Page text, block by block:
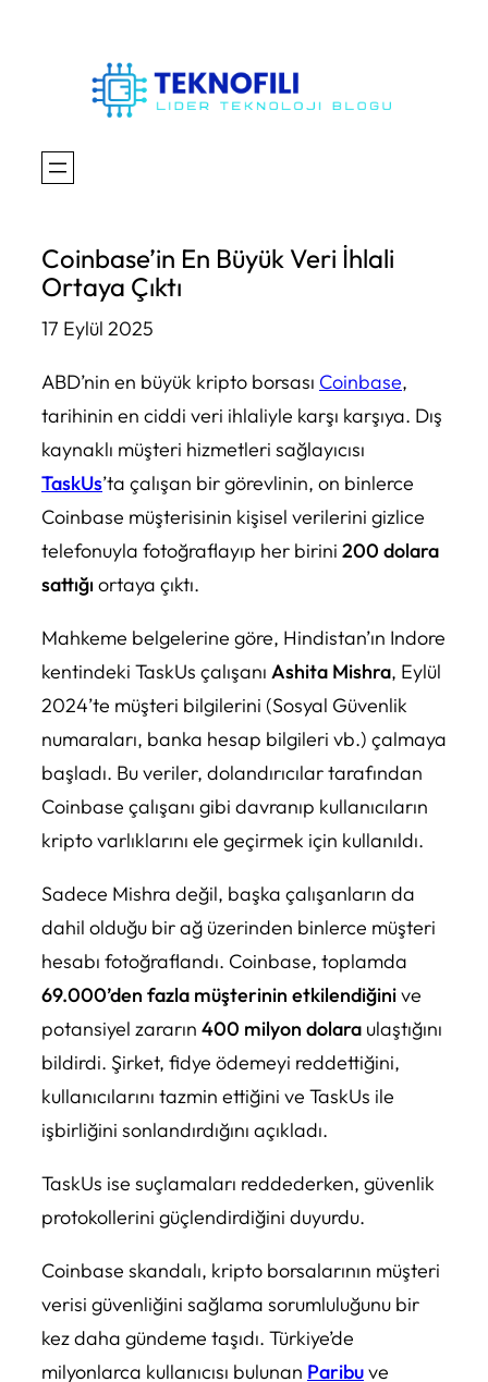
Coinbase’in En Büyük Veri İhlali
Ortaya Çıktı
17 Eylül 2025
ABD’nin en büyük kripto borsası Coinbase,
tarihinin en ciddi veri ihlaliyle karşı karşıya. Dış
kaynaklı müşteri hizmetleri sağlayıcısı
TaskUs’ta çalışan bir görevlinin, on binlerce
Coinbase müşterisinin kişisel verilerini gizlice
telefonuyla fotoğraflayıp her birini 200 dolara
sattığı ortaya çıktı.
Mahkeme belgelerine göre, Hindistan’ın Indore
kentindeki TaskUs çalışanı Ashita Mishra, Eylül
2024’te müşteri bilgilerini (Sosyal Güvenlik
numaraları, banka hesap bilgileri vb.) çalmaya
başladı. Bu veriler, dolandırıcılar tarafından
Coinbase çalışanı gibi davranıp kullanıcıların
kripto varlıklarını ele geçirmek için kullanıldı.
Sadece Mishra değil, başka çalışanların da
dahil olduğu bir ağ üzerinden binlerce müşteri
hesabı fotoğraflandı. Coinbase, toplamda
69.000’den fazla müşterinin etkilendiğinive
potansiyel zararın 400 milyon dolara ulaştığını
bildirdi. Şirket, fidye ödemeyi reddettiğini,
kullanıcılarını tazmin ettiğini ve TaskUs ile
işbirliğini sonlandırdığını açıkladı.
TaskUs ise suçlamaları reddederken, güvenlik
protokollerini güçlendirdiğini duyurdu.
Coinbase skandalı, kripto borsalarının müşteri
verisi güvenliğini sağlama sorumluluğunu bir
kez daha gündeme taşıdı. Türkiye’de
milyonlarca kullanıcısı bulunan Paribuve